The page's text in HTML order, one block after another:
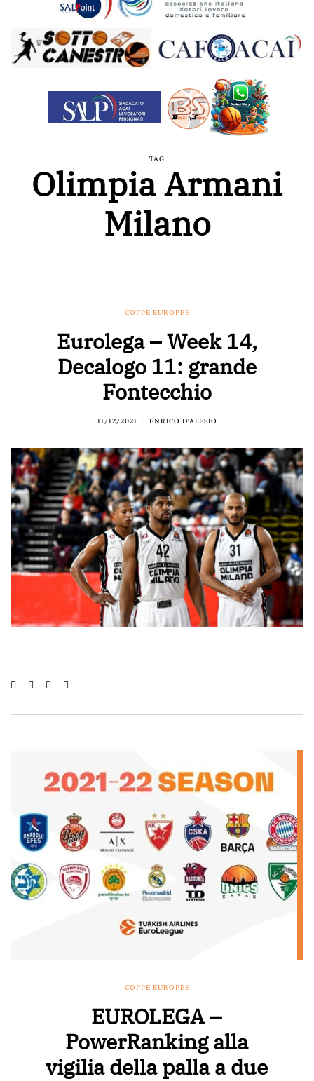
TAG
Olimpia Armani
Milano
COPPE EUROPEE
Eurolega – Week 14,
Decalogo 11: grande
Fontecchio
11/12/2021 ENRICO D'ALESIO
COPPE EUROPEE
EUROLEGA –
PowerRanking alla
vigilia della palla a due